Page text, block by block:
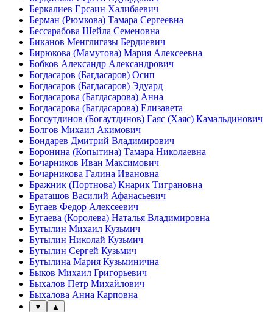
Беркалиев Ерсаин Халибаевич
Берман (Рюмкова) Тамара Сергеевна
Бессарабова Шейла Семеновна
Биканов Менглигазы Бердиевич
Бирюкова (Мамутова) Мария Алексеевна
Бобков Александр Александрович
Богдасаров (Багдасаров) Осип
Богдасаров (Багдасаров) Эдуард
Богдасарова (Багдасарова) Анна
Богдасарова (Багдасарова) Елизавета
Богоутдинов (Богаутдинов) Гаяс (Хаяс) Камальдинович
Болгов Михаил Акимович
Бондарев Дмитрий Владимирович
Боронина (Копытина) Тамара Николаевна
Бочарников Иван Максимович
Бочарникова Галина Ивановна
Бражник (Портнова) Кнарик Тиграновна
Браташов Василий Афанасьевич
Бугаев Федор Алексеевич
Бугаева (Королева) Наталья Владимировна
Бутылин Михаил Кузьмич
Бутылин Николай Кузьмич
Бутылин Сергей Кузьмич
Бутылина Мария Кузьминична
Быков Михаил Григорьевич
Быхалов Петр Михайлович
Быхалова Анна Карповна
▼ ▲